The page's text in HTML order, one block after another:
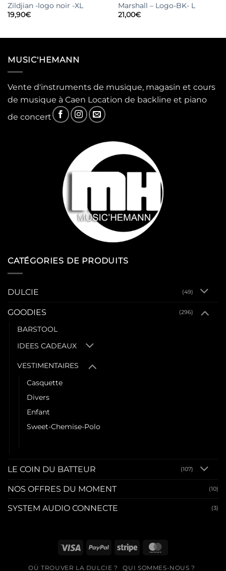
Zildjian -logo noir -XL
19,90€
Marshall – Logo-BK- L
21,00€
MUSIC'HEMANN
Vente d'instruments de musique, magasin et cours
de musique à Caen Location de backline et piano
de concert
CATÉGORIES DE PRODUITS
DULCIE (49)
GOODIES (296)
BARSTOOL
IDEES CADEAUX
VESTIMENTAIRES
Casquette
Divers
Enfant
Sweet-Chemise-Polo
LE COIN DU BATTEUR (107)
NOS OFFRES DU MOMENT (10)
SYSTEM AUDIO CONNECTE (3)
Visa PayPal Stripe
OÙ TROUVER LA DULCIE ?
QUI SOMMES-NOUS ?